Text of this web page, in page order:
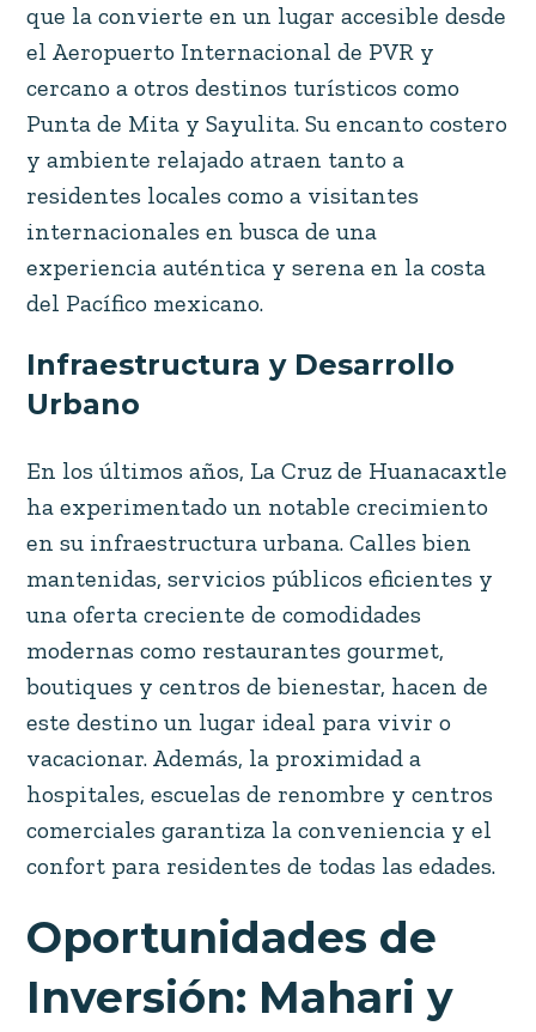
que la convierte en un lugar accesible desde
el Aeropuerto Internacional de PVR y
cercano a otros destinos turísticos como
Punta de Mita y Sayulita. Su encanto costero
y ambiente relajado atraen tanto a
residentes locales como a visitantes
internacionales en busca de una
experiencia auténtica y serena en la costa
del Pacífico mexicano.
Infraestructura y Desarrollo
Urbano
En los últimos años, La Cruz de Huanacaxtle
ha experimentado un notable crecimiento
en su infraestructura urbana. Calles bien
mantenidas, servicios públicos eficientes y
una oferta creciente de comodidades
modernas como restaurantes gourmet,
boutiques y centros de bienestar, hacen de
este destino un lugar ideal para vivir o
vacacionar. Además, la proximidad a
hospitales, escuelas de renombre y centros
comerciales garantiza la conveniencia y el
confort para residentes de todas las edades.
Oportunidades de
Inversión: Mahari y